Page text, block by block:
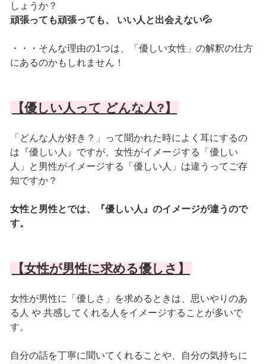
しょうか？
頑張っても頑張っても、 いい人と出会えない💦
・・・そんな理由の1つは、「優しい女性」の解釈の仕方
にあるのかもしれません！
【優しい人って どんな人?】
「どんな人が好き？」って聞かれた時によく耳にするの
は『優しい人』ですが、女性がイメージする「優しい
人」と男性がイメージする「優しい人」は違うってご存
知ですか？
女性と男性とでは、『優しい人』のイメージが違うので
す。
【女性が男性に求める優しさ】
女性が男性に「優しさ」を求めるときは、思いやりのあ
る人 や 共感してくれる人をイメージすることが多いで
す。
自分の話を丁寧に聞いてくれることや、自分の気持ちに